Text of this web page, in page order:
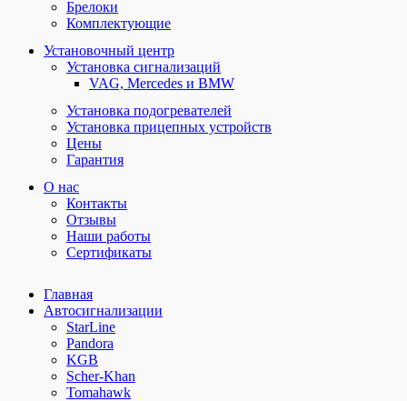
Брелоки
Комплектующие
Установочный центр
Установка сигнализаций
VAG, Mercedes и BMW
Установка подогревателей
Установка прицепных устройств
Цены
Гарантия
О нас
Контакты
Отзывы
Наши работы
Сертификаты
Главная
Автосигнализации
StarLine
Pandora
KGB
Scher-Khan
Tomahawk